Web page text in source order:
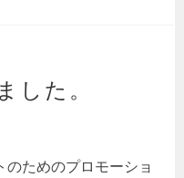
した。
ためのプロモーショ